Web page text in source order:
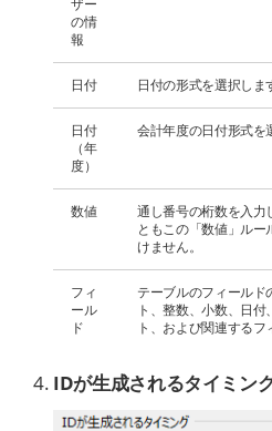
の情
報
日付 日付の形式を選択しま
日付
（年
度）
会計年度の日付形式を
数値
通し番号の桁数を入力
ともこの「数値」ル
けません。
フィ
ール
ド
テーブルのフィールド
ト、整数、小数、日
ト、および関連するフ
IDが生成されるタイミン